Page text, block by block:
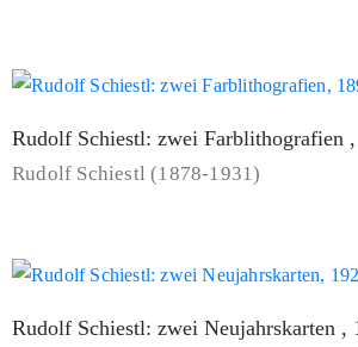
Rudolf Schiestl: zwei Farblithografien
Rudolf Schiestl (1878-1931)
Rudolf Schiestl: zwei Neujahrskarten ,